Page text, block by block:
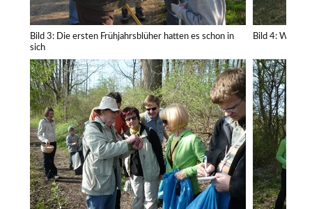
Bild 3: Die ersten Frühjahrsblüher hatten es schon in
sich
Bild 4: Was ist